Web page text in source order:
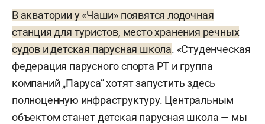
Концепцию развития «Казань — город на воде»,
реализацию которой оценивали в сумму не
менее 10 млрд рублей, впервые презентовали в
2023 году. План предусматривает 24 новых
объекта речной инфраструктуры,
благоустройство 12,2 км береговой полосы и
создание 1,4 тыс. современных швартовочных
В акватории у «Чаши» появятся лодочная
станция для туристов, место хранения речных
судов и детская парусная школа. «Студенческая
федерация парусного спорта РТ и группа
компаний „Паруса“ хотят запустить здесь
полноценную инфраструктуру. Центральным
объектом станет детская парусная школа — мы